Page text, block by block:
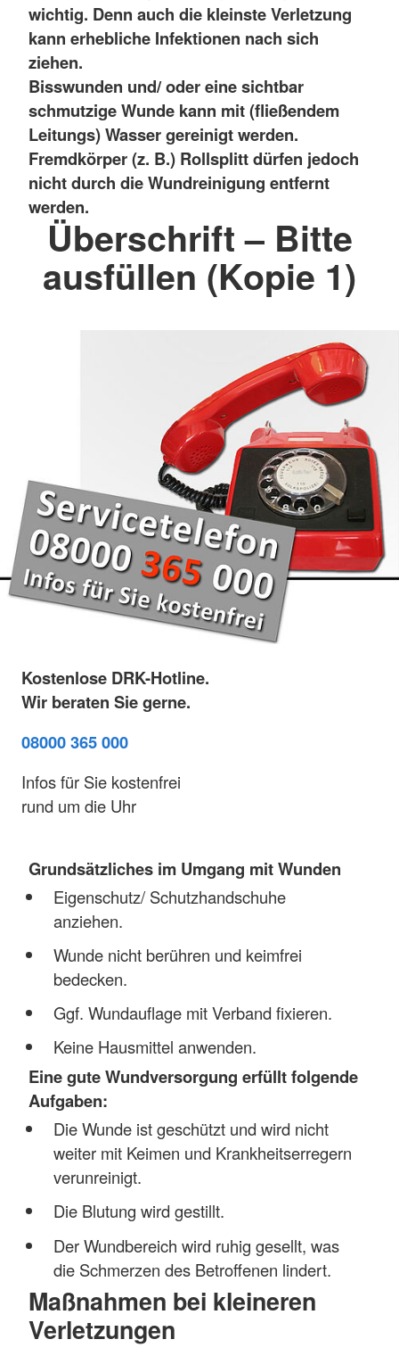
wichtig. Denn auch die kleinste Verletzung
kann erhebliche Infektionen nach sich
ziehen.
Bisswunden und/ oder eine sichtbar
schmutzige Wunde kann mit (fließendem
Leitungs) Wasser gereinigt werden.
Fremdkörper (z. B.) Rollsplitt dürfen jedoch
nicht durch die Wundreinigung entfernt
werden.
Überschrift – Bitte
ausfüllen (Kopie 1)
Kostenlose DRK-Hotline.
Wir beraten Sie gerne.
08000 365 000
Infos für Sie kostenfrei
rund um die Uhr
Grundsätzliches im Umgang mit Wunden
Eigenschutz/ Schutzhandschuhe
anziehen.
Wunde nicht berühren und keimfrei
bedecken.
Ggf. Wundauflage mit Verband fixieren.
Keine Hausmittel anwenden.
Eine gute Wundversorgung erfüllt folgende
Aufgaben:
Die Wunde ist geschützt und wird nicht
weiter mit Keimen und Krankheitserregern
verunreinigt.
Die Blutung wird gestillt.
Der Wundbereich wird ruhig gesellt, was
die Schmerzen des Betroffenen lindert.
Maßnahmen bei kleineren
Verletzungen